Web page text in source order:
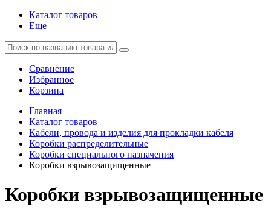
Каталог товаров
Еще
Сравнение
Избранное
Корзина
Главная
Каталог товаров
Кабели, провода и изделия для прокладки кабеля
Коробки распределительные
Коробки специального назначения
Коробки взрывозащищенные
Коробки взрывозащищенные